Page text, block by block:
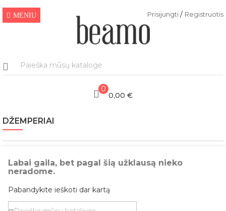
MENIU Prisijungti/ Registruotis
0
0,00 €
DŽEMPERIAI
Labai gaila, bet pagal šią užklausą nieko
neradome.
Pabandykite ieškoti dar kartą